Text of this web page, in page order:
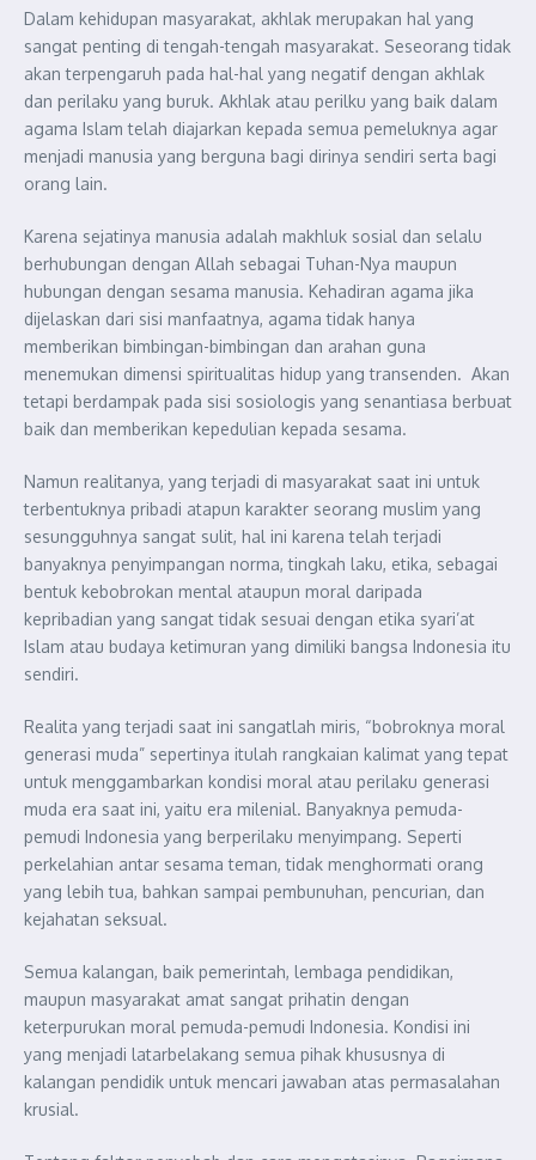
Dalam kehidupan masyarakat, akhlak merupakan hal yang
sangat penting di tengah-tengah masyarakat. Seseorang tidak
akan terpengaruh pada hal-hal yang negatif dengan akhlak
dan perilaku yang buruk. Akhlak atau perilku yang baik dalam
agama Islam telah diajarkan kepada semua pemeluknya agar
menjadi manusia yang berguna bagi dirinya sendiri serta bagi
orang lain.
Karena sejatinya manusia adalah makhluk sosial dan selalu
berhubungan dengan Allah sebagai Tuhan-Nya maupun
hubungan dengan sesama manusia. Kehadiran agama jika
dijelaskan dari sisi manfaatnya, agama tidak hanya
memberikan bimbingan-bimbingan dan arahan guna
menemukan dimensi spiritualitas hidup yang transenden. Akan
tetapi berdampak pada sisi sosiologis yang senantiasa berbuat
baik dan memberikan kepedulian kepada sesama.
Namun realitanya, yang terjadi di masyarakat saat ini untuk
terbentuknya pribadi atapun karakter seorang muslim yang
sesungguhnya sangat sulit, hal ini karena telah terjadi
banyaknya penyimpangan norma, tingkah laku, etika, sebagai
bentuk kebobrokan mental ataupun moral daripada
kepribadian yang sangat tidak sesuai dengan etika syari’at
Islam atau budaya ketimuran yang dimiliki bangsa Indonesia itu
sendiri.
Realita yang terjadi saat ini sangatlah miris, “bobroknya moral
generasi muda” sepertinya itulah rangkaian kalimat yang tepat
untuk menggambarkan kondisi moral atau perilaku generasi
muda era saat ini, yaitu era milenial. Banyaknya pemuda-
pemudi Indonesia yang berperilaku menyimpang. Seperti
perkelahian antar sesama teman, tidak menghormati orang
yang lebih tua, bahkan sampai pembunuhan, pencurian, dan
kejahatan seksual.
Semua kalangan, baik pemerintah, lembaga pendidikan,
maupun masyarakat amat sangat prihatin dengan
keterpurukan moral pemuda-pemudi Indonesia. Kondisi ini
yang menjadi latarbelakang semua pihak khususnya di
kalangan pendidik untuk mencari jawaban atas permasalahan
krusial.